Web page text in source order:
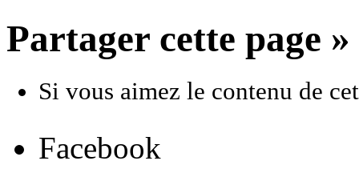
Partager cette page »
Si vous aimez le contenu de
Facebook